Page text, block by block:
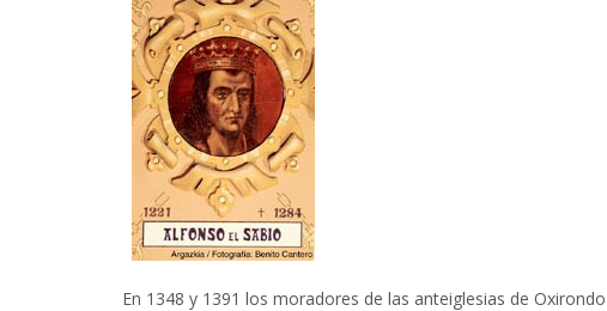
En 1348 y 1391 los moradores de las anteiglesias de